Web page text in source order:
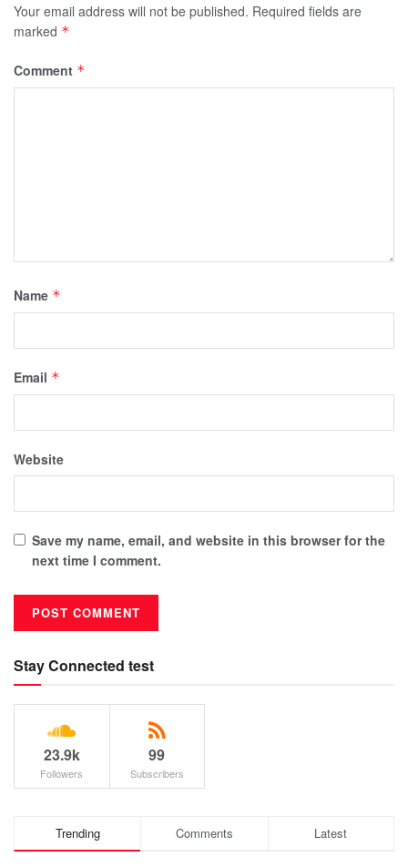
Your email address will not be published. Required fields are
marked *
Comment *
Name *
Email *
Website
Save my name, email, and website in this browser for the
next time I comment.
Stay Connected test
23.9k
Followers
99
Subscribers
Trending Comments Latest